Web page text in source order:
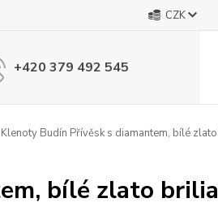
CZK
+420 379 492 545
Klenoty Budín Přívěsk s diamantem, bílé
bílé zlato